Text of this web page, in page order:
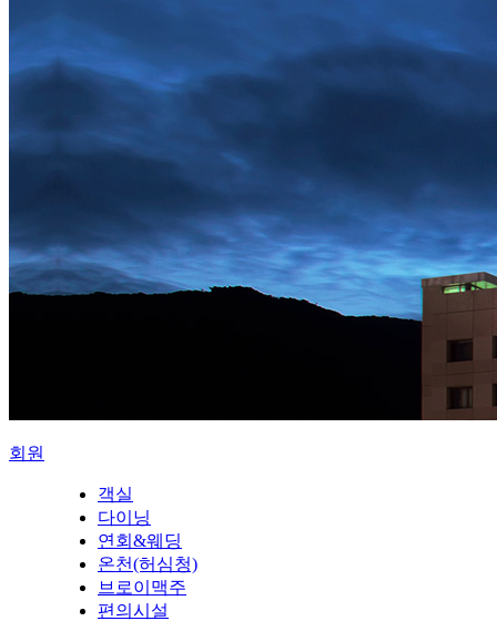
회원
객실
다이닝
연회&웨딩
온천(허심청)
브로이맥주
편의시설